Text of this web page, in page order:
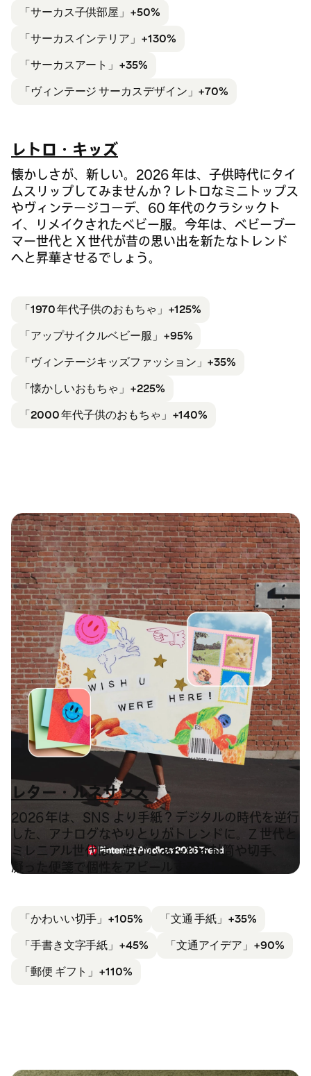
「サーカス子供部屋」+50%
「サーカスインテリア」+130%
「サーカスアート」+35%
「ヴィンテージ サーカスデザイン」+70%
レトロ・キッズ
懐かしさが、新しい。2026 年は、子供時代にタイ
ムスリップしてみませんか？レトロなミニトップス
やヴィンテージコーデ、60 年代のクラシックト
イ、リメイクされたベビー服。今年は、ベビーブー
マー世代と X 世代が昔の思い出を新たなトレンド
へと昇華させるでしょう。
「1970 年代子供のおもちゃ」+125%
「アップサイクルベビー服」+95%
「ヴィンテージキッズファッション」+35%
「懐かしいおもちゃ」+225%
「2000 年代子供のおもちゃ」+140%
レター・ルネサンス
2026 年は、SNS より手紙？デジタルの時代を逆行
した、アナログなやりとりがトレンドに。Z 世代と
ミレニアル世代は、遊び心あふれる封筒や切手、
凝った便箋で個性をアピールするでしょう。
「かわいい切手」 +105% 「文通 手紙」 +35%
「手書き文字手紙」+45% 「文通アイデア」+90%
「郵便 ギフト」 +110%